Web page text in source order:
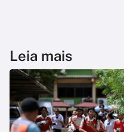
Leia mais